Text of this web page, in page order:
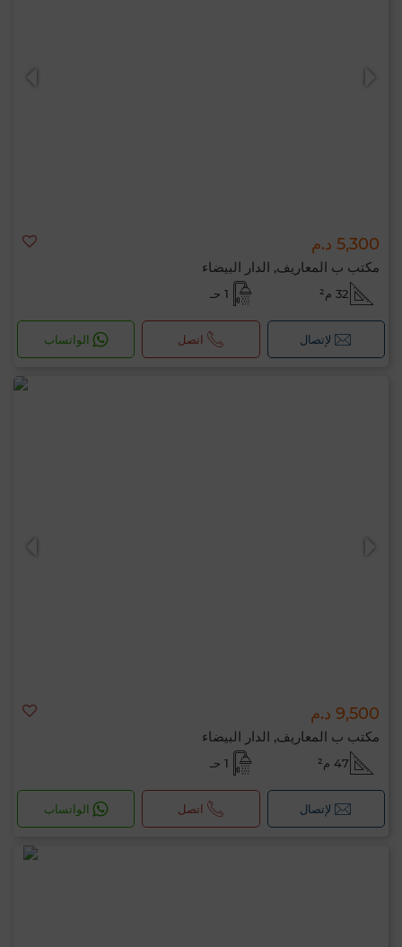
5,300 د.م
مكتب ب المعاريف, الدار البيضاء
32 م² 1 حـ
لإتصال اتصل الواتساب
9,500 د.م
مكتب ب المعاريف, الدار البيضاء
47 م² 1 حـ
لإتصال اتصل الواتساب